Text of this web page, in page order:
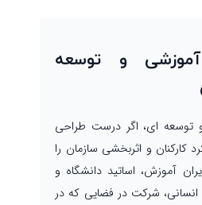
و توسعه
توسعه ای، اگر درست طراحی
کارکنان و اثربخشی سازمان را
آموزش، اساتید دانشگاه و
انسانی، شرکت در فضایی که در